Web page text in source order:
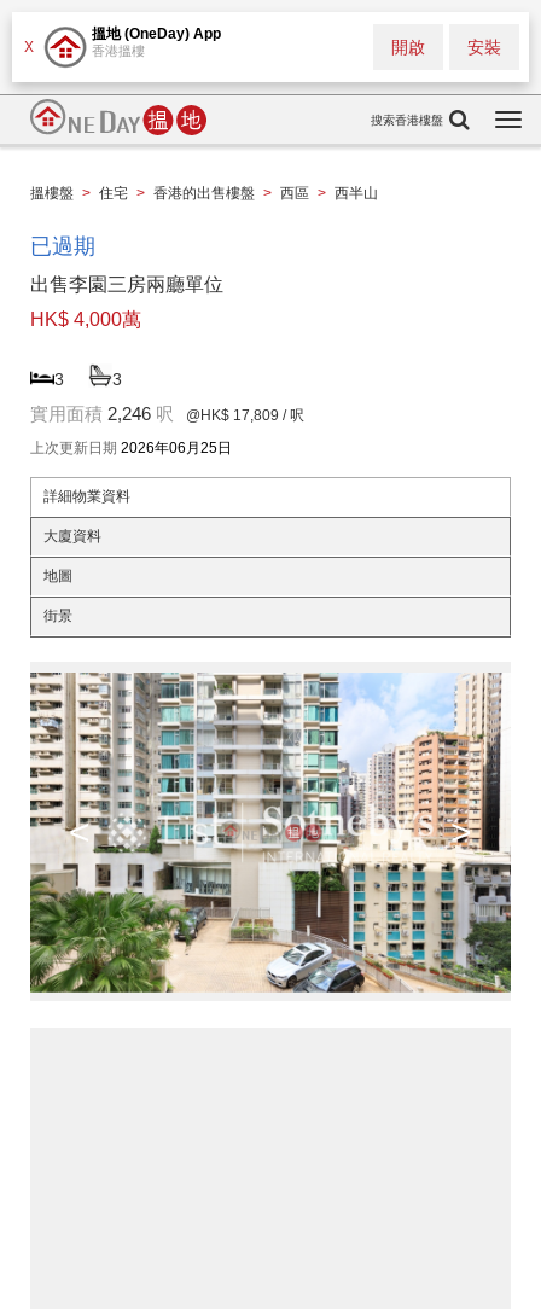
X
搵地 (OneDay) App
香港搵樓 安裝
開啟
搜索香港樓盤
搵樓盤 > 住宅 > 香港的出售樓盤 > 西區 > 西半山
已過期
出售李園三房兩廳單位
HK$ 4,000萬
3 3
實用面積 2,246 呎 @HK$ 17,809 / 呎
上次更新日期 2026年06月25日
詳細物業資料
大廈資料
地圖
街景
< >